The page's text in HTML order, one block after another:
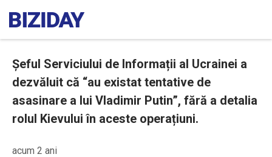
Șeful Serviciului de Informații al Ucrainei a
dezvăluit că “au existat tentative de
asasinare a lui Vladimir Putin”, fără a detalia
rolul Kievului în aceste operațiuni.
acum 2 ani